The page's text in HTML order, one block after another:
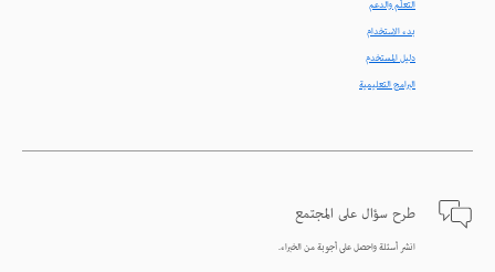
التعلّم والدعم
بدء الاستخدام
دليل المستخدم
البرامج التعليمية
طرح سؤال على المجتمع
انشر أسئلة واحصل على أجوبة من الخبراء.